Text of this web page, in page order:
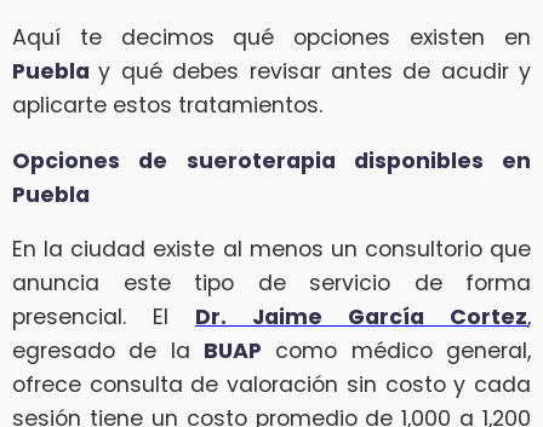
Aquí te decimos qué opciones existen en
Pueblay qué debes revisar antes de acudir y
aplicarte estos tratamientos.
Opciones de sueroterapia disponibles en
Puebla
En la ciudad existe al menos un consultorio que
anuncia este tipo de servicio de forma
presencial. El Dr. Jaime García Cortez,
egresado de la BUAP como médico general,
ofrece consulta de valoración sin costo y cada
sesión tiene un costo promedio de 1,000 a 1,200